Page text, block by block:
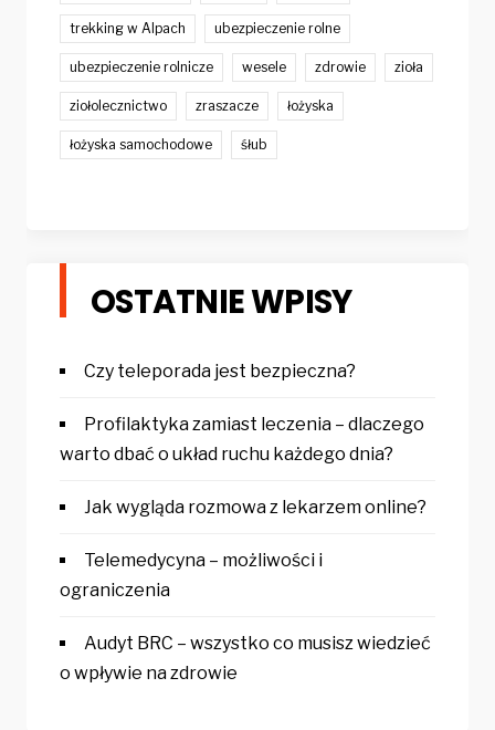
trekking w Alpach ubezpieczenie rolne
ubezpieczenie rolnicze wesele zdrowie zioła
ziołolecznictwo zraszacze łożyska
łożyska samochodowe śłub
OSTATNIE WPISY
Czy teleporada jest bezpieczna?
Profilaktyka zamiast leczenia – dlaczego
warto dbać o układ ruchu każdego dnia?
Jak wygląda rozmowa z lekarzem online?
Telemedycyna – możliwości i
ograniczenia
Audyt BRC – wszystko co musisz wiedzieć
o wpływie na zdrowie